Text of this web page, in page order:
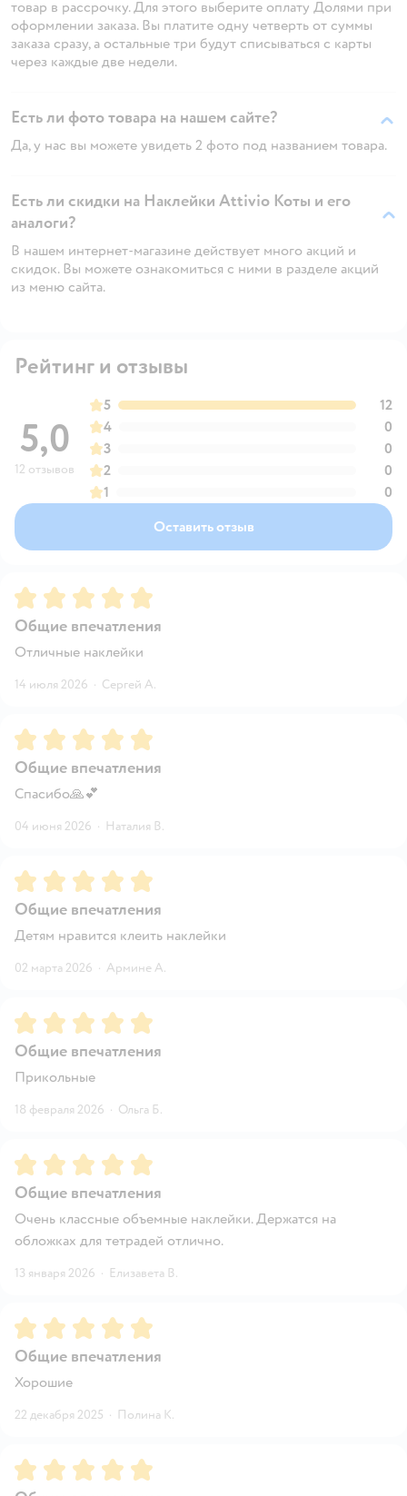
товар в рассрочку. Для этого выберите оплату Долями при
оформлении заказа. Вы платите одну четверть от суммы
заказа сразу, а остальные три будут списываться с карты
через каждые две недели.
Есть ли фото товара на нашем сайте?
Да, у нас вы можете увидеть 2 фото под названием товара.
Есть ли скидки на Наклейки Attivio Коты и его
аналоги?
В нашем интернет-магазине действует много акций и
скидок. Вы можете ознакомиться с ними в разделе акций
из меню сайта.
Рейтинг и отзывы
5,0
12 отзывов
5
12
4
0
3
0
2
0
1
0
Оставить отзыв
Рейтинг:5
Общие впечатления
Отличные наклейки
14 июля 2026 · Сергей А.
Рейтинг:5
Общие впечатления
Спасибо🙏💕
04 июня 2026 · Наталия В.
Рейтинг:5
Общие впечатления
Детям нравится клеить наклейки
02 марта 2026 · Армине А.
Рейтинг:5
Общие впечатления
Прикольные
18 февраля 2026 · Ольга Б.
Рейтинг:5
Общие впечатления
Очень классные объемные наклейки. Держатся на
обложках для тетрадей отлично.
13 января 2026 · Елизавета В.
Рейтинг:5
Общие впечатления
Хорошие
22 декабря 2025 · Полина К.
Рейтинг:5